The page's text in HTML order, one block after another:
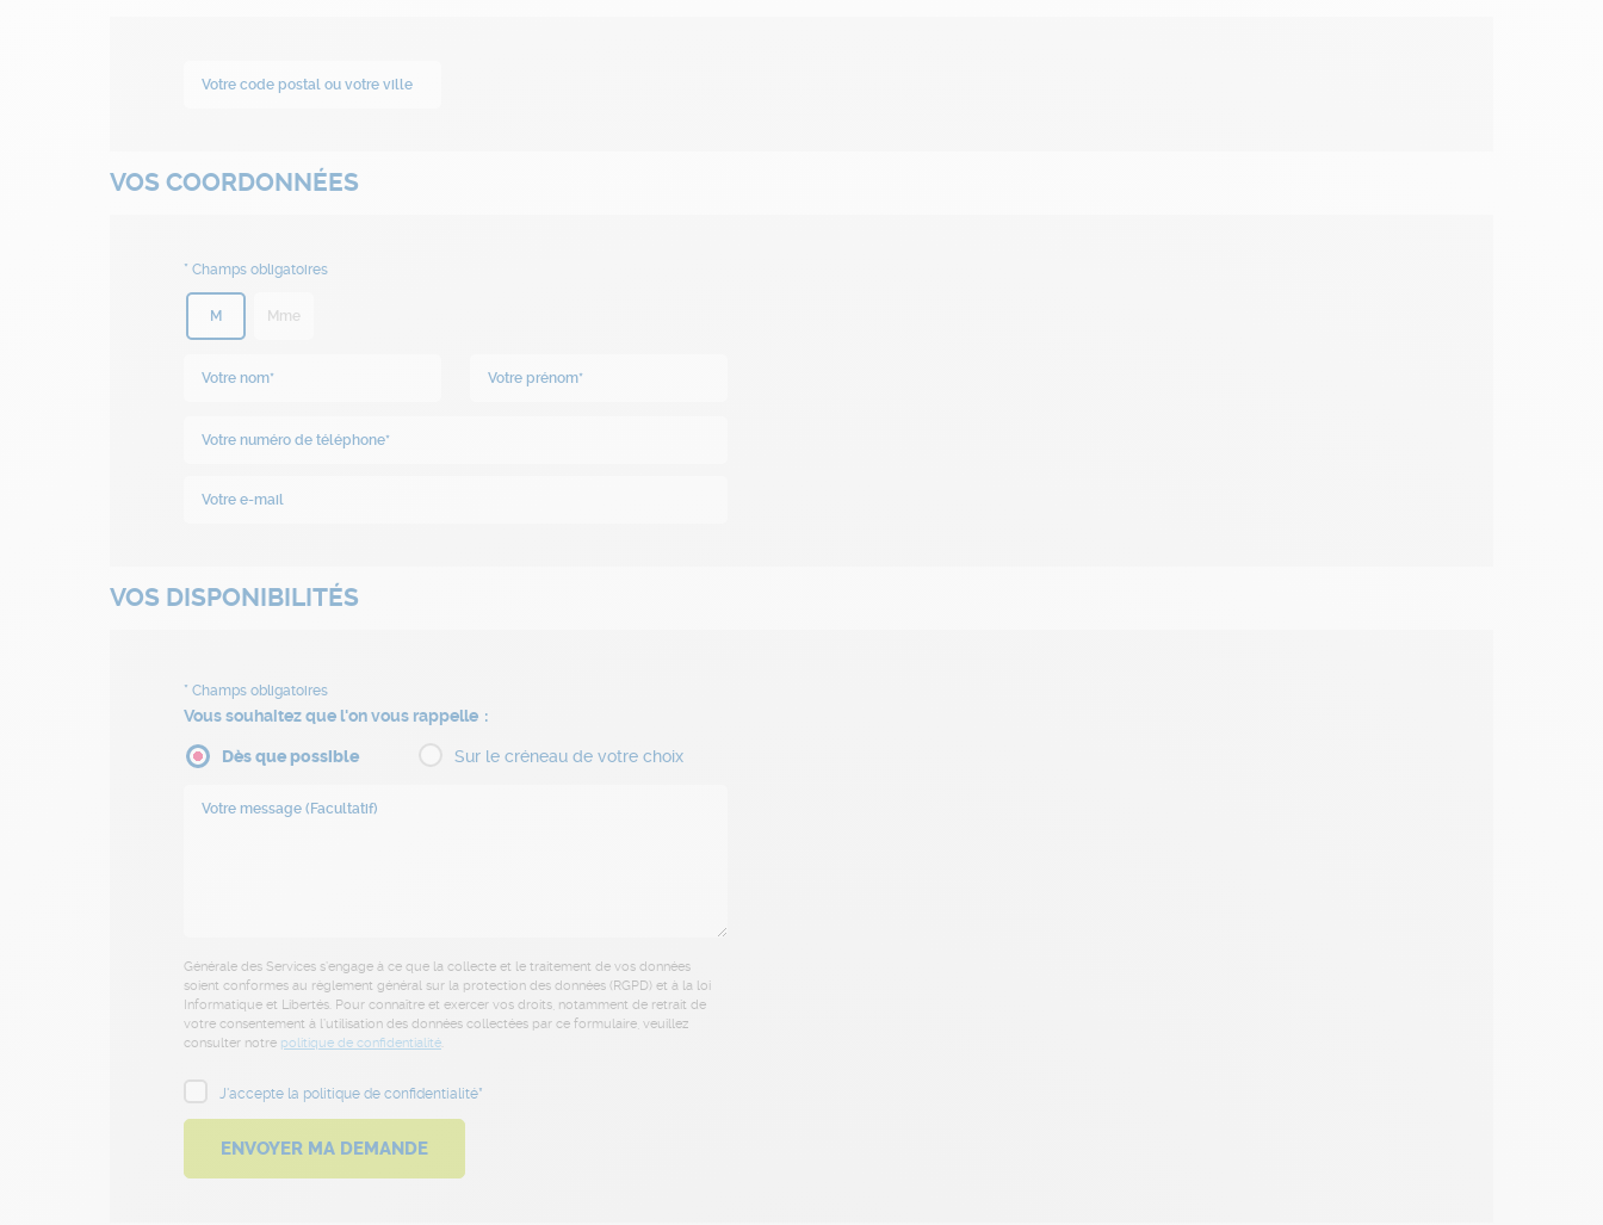
VOS COORDONNÉES
M Mme
VOS DISPONIBILITÉS
Vous souhaitez que l'on vous rappelle
Dès que possible Sur le créneau de votre choix
Générale des Services s’engage à ce que la collecte et le traitement de vos données
soient conformes au règlement général sur la protection des données (RGPD) et à la loi
Informatique et Libertés. Pour connaître et exercer vos droits, notamment de retrait de
votre consentement à l’utilisation des données collectées par ce formulaire, veuillez
consulter notre politique de confidentialité
J'accepte la politique de confidentialité*
ENVOYER MA DEMANDE